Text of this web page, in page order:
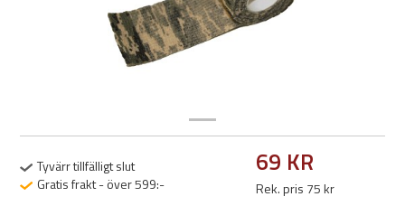
Tyvärr tillfälligt slut
Gratis frakt - över 599:-
69 KR
Rek. pris 75 kr